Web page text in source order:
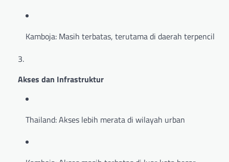
Kamboja: Masih terbatas, terutama di daerah terpencil
Akses dan Infrastruktur
Thailand: Akses lebih merata di wilayah urban